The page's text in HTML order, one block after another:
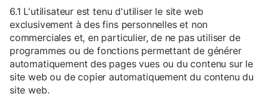
6.1 L'utilisateur est tenu d'utiliser le site web
exclusivement à des fins personnelles et non
commerciales et, en particulier, de ne pas utiliser de
programmes ou de fonctions permettant de générer
automatiquement des pages vues ou du contenu sur le
site web ou de copier automatiquement du contenu du
site web.